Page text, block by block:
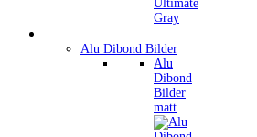
Alu Dibond Bilder
Alu
Dibond
Bilder
matt